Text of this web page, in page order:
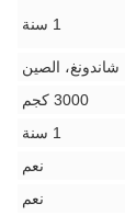
شاندونغ، الصين
3000 كجم
نعم
نعم